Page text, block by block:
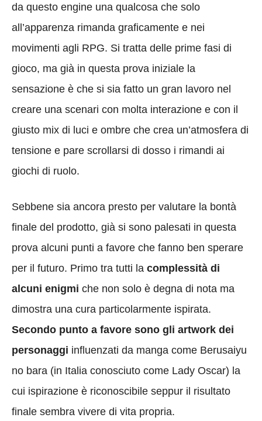
da questo engine una qualcosa che solo
all’apparenza rimanda graficamente e nei
movimenti agli RPG. Si tratta delle prime fasi di
gioco, ma già in questa prova iniziale la
sensazione è che si sia fatto un gran lavoro nel
creare una scenari con molta interazione e con il
giusto mix di luci e ombre che crea un’atmosfera di
tensione e pare scrollarsi di dosso i rimandi ai
giochi di ruolo.
Sebbene sia ancora presto per valutare la bontà
finale del prodotto, già si sono palesati in questa
prova alcuni punti a favore che fanno ben sperare
per il futuro. Primo tra tutti la complessità di
alcuni enigmi che non solo è degna di nota ma
dimostra una cura particolarmente ispirata.
Secondo punto a favore sono gli artwork dei
personaggi influenzati da manga come Berusaiyu
no bara (in Italia conosciuto come Lady Oscar) la
cui ispirazione è riconoscibile seppur il risultato
finale sembra vivere di vita propria.